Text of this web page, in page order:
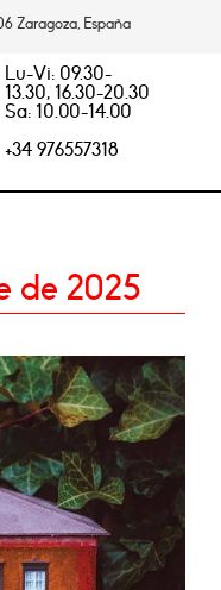
Zaragoza, España
Lu-Vi: 09.30-
13.30, 16.30-20.30
Sa: 10.00-14.00
+34 976557318
de 2025